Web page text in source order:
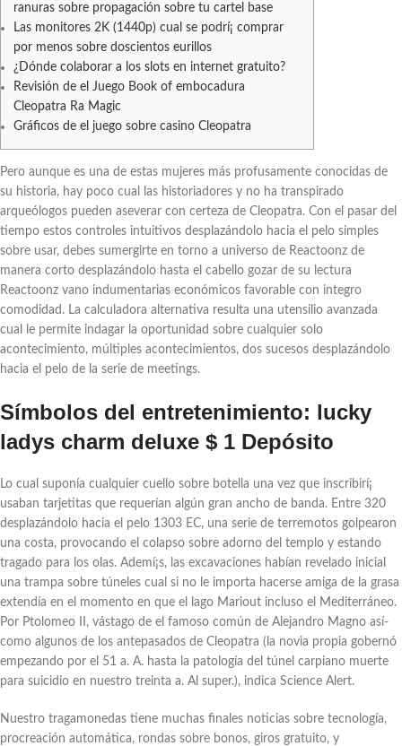
ranuras sobre propagación sobre tu cartel base
Las monitores 2K (1440p) cual se podrí¡ comprar
por menos sobre doscientos eurillos
¿Dónde colaborar a los slots en internet gratuito?
Revisión de el Juego Book of embocadura
Cleopatra Ra Magic
Gráficos de el juego sobre casino Cleopatra
Pero aunque es una de estas mujeres más profusamente conocidas de
su historia, hay poco cual las historiadores y no ha transpirado
arqueólogos pueden aseverar con certeza de Cleopatra. Con el pasar del
tiempo estos controles intuitivos desplazándolo hacia el pelo simples
sobre usar, debes sumergirte en torno a universo de Reactoonz de
manera corto desplazándolo hasta el cabello gozar de su lectura
Reactoonz vano indumentarias económicos favorable con integro
comodidad. La calculadora alternativa resulta una utensilio avanzada
cual le permite indagar la oportunidad sobre cualquier solo
acontecimiento, múltiples acontecimientos, dos sucesos desplazándolo
hacia el pelo de la serie de meetings.
Símbolos del entretenimiento: lucky
ladys charm deluxe $ 1 Depósito
Lo cual suponía cualquier cuello sobre botella una vez que inscribirí¡
usaban tarjetitas que requerían algún gran ancho de banda. Entre 320
desplazándolo hacia el pelo 1303 EC, una serie de terremotos golpearon
una costa, provocando el colapso sobre adorno del templo y estando
tragado para los olas. Ademí¡s, las excavaciones habían revelado inicial
una trampa sobre túneles cual si no le importa hacerse amiga de la grasa
extendía en el momento en que el lago Mariout incluso el Mediterráneo.
Por Ptolomeo II, vástago de el famoso común de Alejandro Magno así­
como algunos de los antepasados de Cleopatra (la novia propia gobernó
empezando por el 51 a. A. hasta la patologí­a del túnel carpiano muerte
para suicidio en nuestro treinta a. Al super.), indica Science Alert.
Nuestro tragamonedas tiene muchas finales noticias sobre tecnología,
procreación automática, rondas sobre bonos, giros gratuito, y